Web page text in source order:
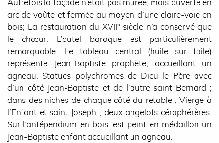
Autrefois la façade n’était pas murée, mais ouverte en
arc de voûte et fermée au moyen d’une claire-voie en
bois; La restauration du XVII° siècle n’a conservé que
le chœur. L’autel baroque est particulièrement
remarquable. Le tableau central (huile sur toile)
représente Jean-Baptiste prophète, accueillant un
agneau. Statues polychromes de Dieu le Père avec
d’un côté Jean-Baptiste et de l’autre saint Bernard ;
dans des niches de chaque côté du retable : Vierge à
l’Enfant et saint Joseph ; deux angelots cérophérères.
Sur l’antépendium en bois, est peint en médaillon un
Jean-Baptiste enfant accueillant un agneau.